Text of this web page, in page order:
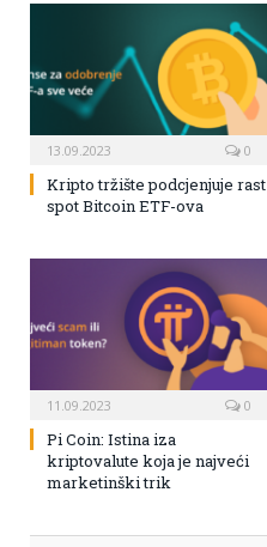
13.09.2023 0
Kripto tržište podcjenjuje rast
spot Bitcoin ETF-ova
11.09.2023 0
Pi Coin: Istina iza
kriptovalute koja je najveći
marketinški trik